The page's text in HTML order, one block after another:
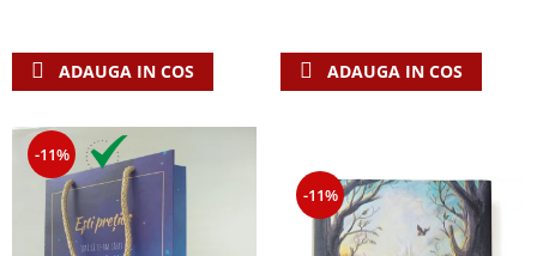
ADAUGA IN COS ADAUGA IN COS
-11%
-11%